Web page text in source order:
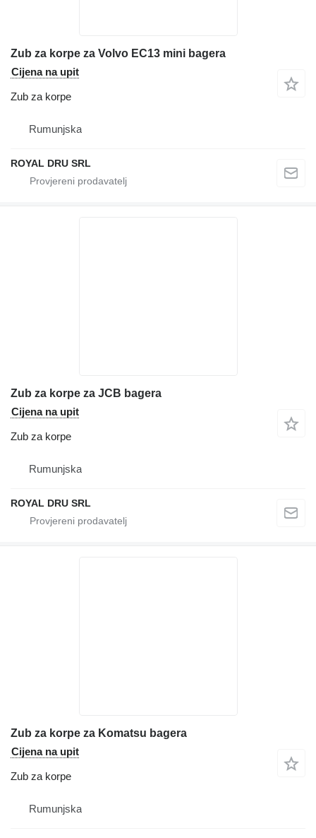
Zub za korpe za Volvo EC13 mini bagera
Cijena na upit
Zub za korpe
Rumunjska
ROYAL DRU SRL
Zub za korpe za JCB bagera
Cijena na upit
Zub za korpe
Rumunjska
ROYAL DRU SRL
Zub za korpe za Komatsu bagera
Cijena na upit
Zub za korpe
Rumunjska